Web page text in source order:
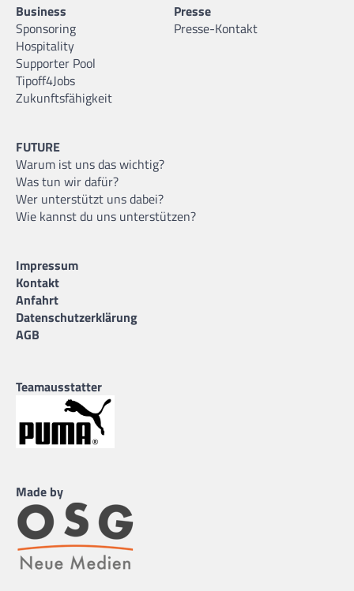
Business
Sponsoring
Hospitality
Supporter Pool
Tipoff4Jobs
Zukunftsfähigkeit
Presse
Presse-Kontakt
FUTURE
Warum ist uns das wichtig?
Was tun wir dafür?
Wer unterstützt uns dabei?
Wie kannst du uns unterstützen?
Impressum
Kontakt
Anfahrt
Datenschutzerklärung
AGB
Teamausstatter
Made by